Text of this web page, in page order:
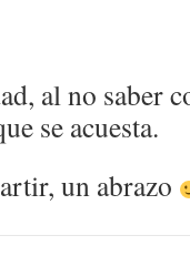
al no saber
se acuesta.
un abrazo